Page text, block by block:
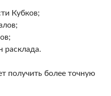
Кубков;
расклада.
получить более точную